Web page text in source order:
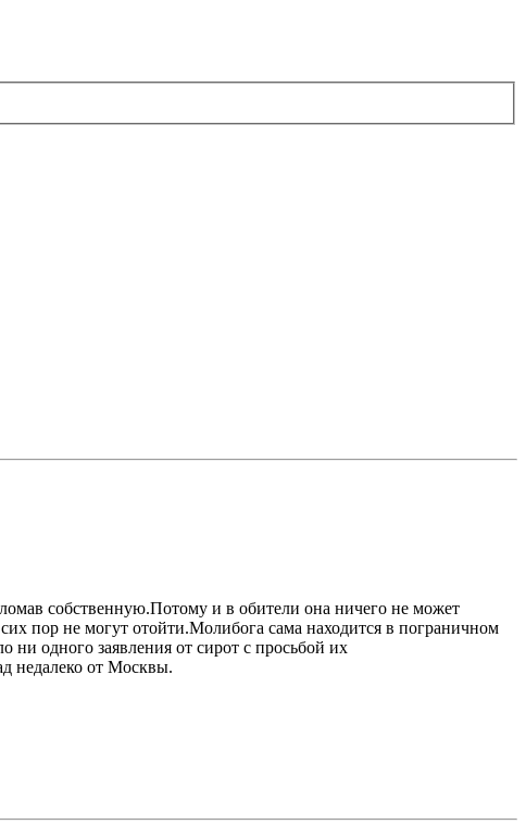
собственную.Потому и в обители она ничего не может
пор не могут отойти.Молибога сама находится в пограничном
ни одного заявления от сирот с просьбой их
недалеко от Москвы.